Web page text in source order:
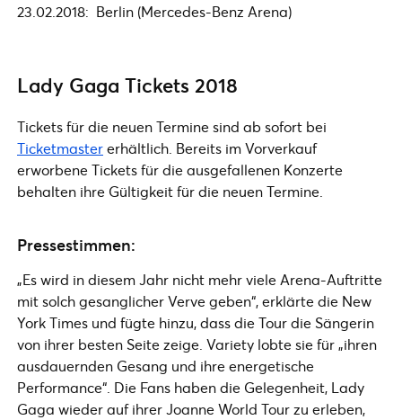
23.02.2018: Berlin (Mercedes-Benz Arena)
Lady Gaga Tickets 2018
Tickets für die neuen Termine sind ab sofort bei
Ticketmastererhältlich. Bereits im Vorverkauf
erworbene Tickets für die ausgefallenen Konzerte
behalten ihre Gültigkeit für die neuen Termine.
Pressestimmen:
„Es wird in diesem Jahr nicht mehr viele Arena-Auftritte
mit solch gesanglicher Verve geben“, erklärte die New
York Times und fügte hinzu, dass die Tour die Sängerin
von ihrer besten Seite zeige. Variety lobte sie für „ihren
ausdauernden Gesang und ihre energetische
Performance“. Die Fans haben die Gelegenheit, Lady
Gaga wieder auf ihrer Joanne World Tour zu erleben,